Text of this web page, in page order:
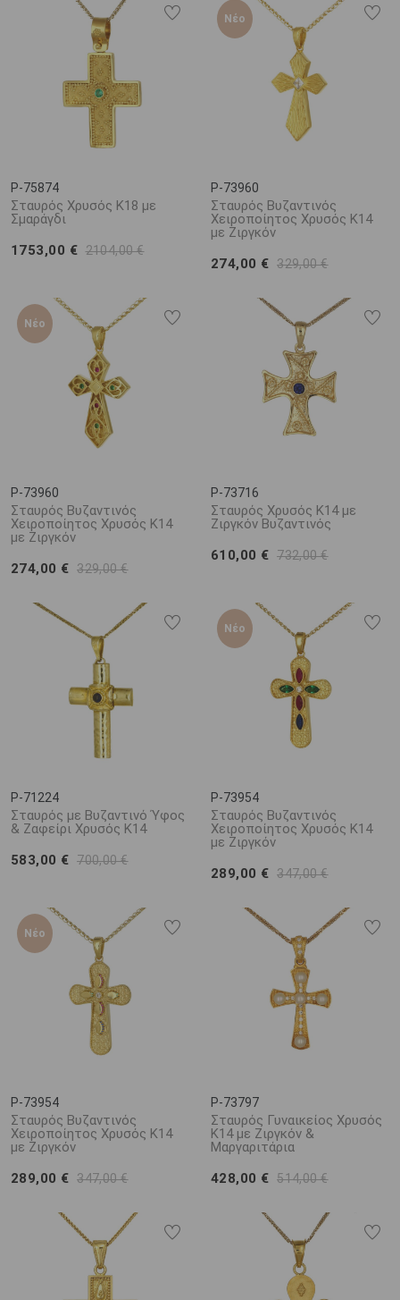
P-75874
Σταυρός Χρυσός Κ18 με
Σμαράγδι
1753,00 € 2104,00 €
Νέο
P-73960
Σταυρός Βυζαντινός
Χειροποίητος Χρυσός Κ14
με Ζιργκόν
274,00 € 329,00 €
Νέο
P-73960
Σταυρός Βυζαντινός
Χειροποίητος Χρυσός Κ14
με Ζιργκόν
274,00 € 329,00 €
P-73716
Σταυρός Χρυσός Κ14 με
Ζιργκόν Βυζαντινός
610,00 € 732,00 €
P-71224
Σταυρός με Βυζαντινό Ύφος
& Ζαφείρι Χρυσός Κ14
583,00 € 700,00 €
Νέο
P-73954
Σταυρός Βυζαντινός
Χειροποίητος Χρυσός Κ14
με Ζιργκόν
289,00 € 347,00 €
Νέο
P-73954
Σταυρός Βυζαντινός
Χειροποίητος Χρυσός Κ14
με Ζιργκόν
289,00 € 347,00 €
P-73797
Σταυρός Γυναικείος Χρυσός
Κ14 με Ζιργκόν &
Μαργαριτάρια
428,00 € 514,00 €